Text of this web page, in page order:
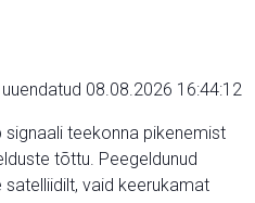
08.08.2026 16:44:12
teekonna pikenemist
tõttu. Peegeldunud
vaid keerukamat